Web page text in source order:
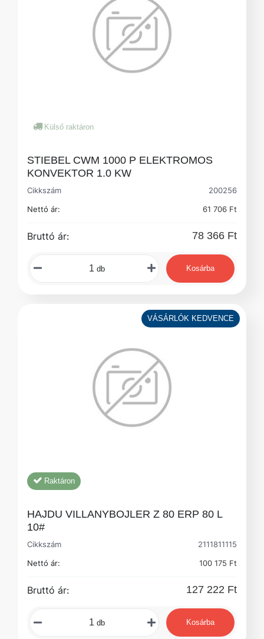
Külső raktáron
STIEBEL CWM 1000 P ELEKTROMOS
KONVEKTOR 1.0 KW
Cikkszám
200256
Nettó ár:
61 706 Ft
Bruttó ár: 78 366 Ft
db Kosárba
VÁSÁRLÓK KEDVENCE
Raktáron
HAJDU VILLANYBOJLER Z 80 ERP 80 L
10#
Cikkszám
2111811115
Nettó ár:
100 175 Ft
Bruttó ár: 127 222 Ft
db Kosárba